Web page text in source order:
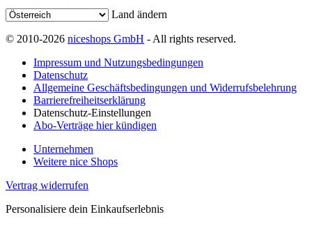
Land ändern
© 2010-2026 niceshops GmbH - All rights reserved.
Impressum und Nutzungsbedingungen
Datenschutz
Allgemeine Geschäftsbedingungen und Widerrufsbelehrung
Barrierefreiheitserklärung
Datenschutz-Einstellungen
Abo-Verträge hier kündigen
Unternehmen
Weitere nice Shops
Vertrag widerrufen
Personalisiere dein Einkaufserlebnis